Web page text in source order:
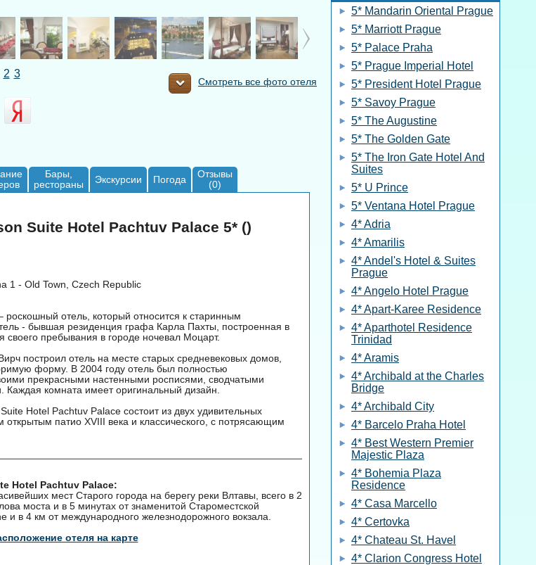
Смотреть все фото отеля
2 3
Бары,
рестораны
Экскурсии Погода
Отзывы
(0)
Suite Hotel Pachtuv Palace 5* ()
1 - Old Town, Czech Republic
отель, который относится к старинным
- бывшая резиденция графа Карла Пахты, построенная в
своего пребывания в городе ночевал Моцарт.
построил отель на месте старых средневековых домов,
форму. В 2004 году отель был полностью
прекрасными настенными росписями, сводчатыми
Каждая комната имеет оригинальный дизайн.
Hotel Pachtuv Palace состоит из двух удивительных
открытым патио XVIII века и классического, с потрясающим
Hotel Pachtuv Palace:
мест Старого города на берегу реки Влтавы, всего в 2
моста и в 5 минутах от знаменитой Староместской
и в 4 км от международного железнодорожного вокзала.
отеля на карте
5* Mandarin Oriental Prague
5* Marriott Prague
5* Palace Praha
5* Prague Imperial Hotel
5* President Hotel Prague
5* Savoy Prague
5* The Augustine
5* The Golden Gate
5* The Iron Gate Hotel And
Suites
5* U Prince
5* Ventana Hotel Prague
4* Adria
4* Amarilis
4* Andel's Hotel & Suites
Prague
4* Angelo Hotel Prague
4* Apart-Karee Residence
4* Aparthotel Residence
Trinidad
4* Aramis
4* Archibald at the Charles
Bridge
4* Archibald City
4* Barcelo Praha Hotel
4* Best Western Premier
Majestic Plaza
4* Bohemia Plaza
Residence
4* Casa Marcello
4* Certovka
4* Chateau St. Havel
4* Clarion Congress Hotel